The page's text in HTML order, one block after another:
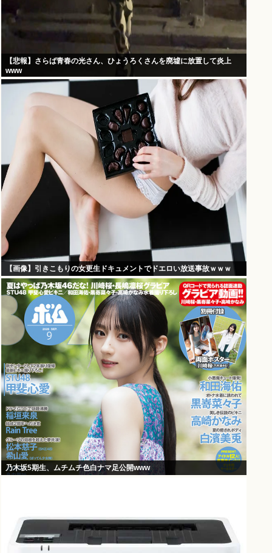
【悲報】さらば青春の光さん、ひょうろくさんを廃墟に放置して炎上
www
【画像】引きこもりの女更生ドキュメントでドエロい放送事故ｗｗｗ
乃木坂5期生、ムチムチ色白ナマ足公開www